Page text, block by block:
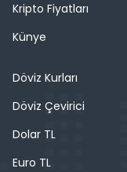
Kripto Fiyatları
Künye
Döviz Kurları
Döviz Çevirici
Dolar TL
Euro TL